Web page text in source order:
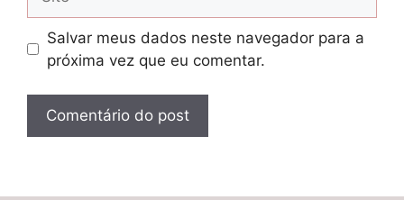
Salvar meus dados neste navegador para a
próxima vez que eu comentar.